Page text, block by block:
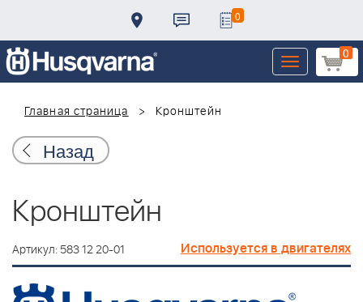
0
0
Toggle
navigation
Главная страница
Кронштейн
Назад
Кронштейн
Артикул: 583 12 20-01 Используется в двигателях